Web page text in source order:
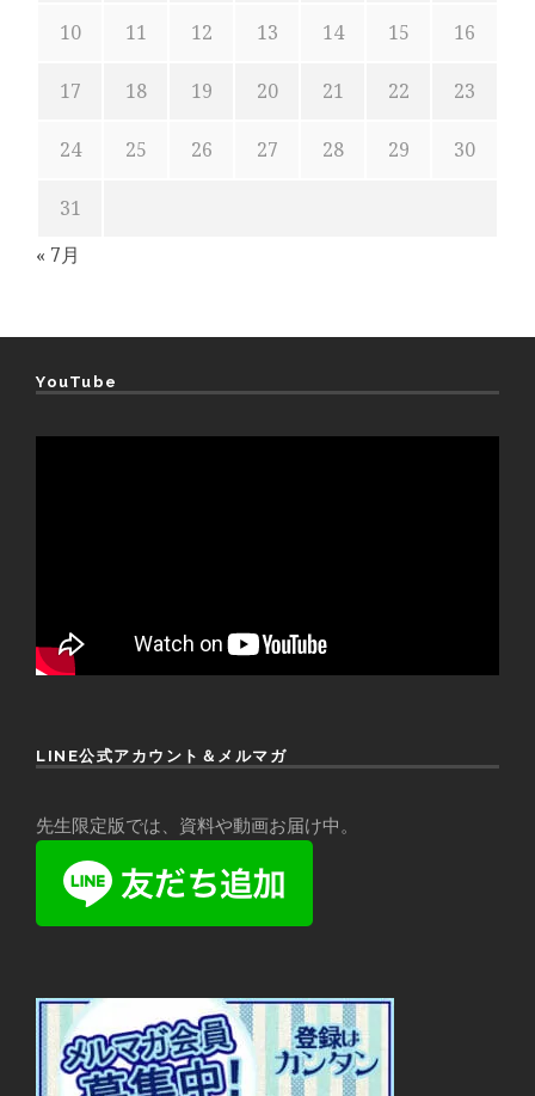
10 11 12 13 14 15 16
17 18 19 20 21 22 23
24 25 26 27 28 29 30
31
« 7月
YouTube
LINE公式アカウント＆メルマガ
先生限定版では、資料や動画お届け中。